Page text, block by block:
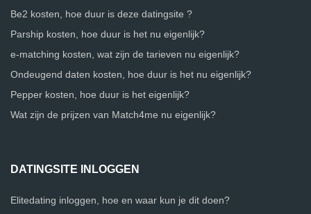
Be2 kosten, hoe duur is deze datingsite ?
Parship kosten, hoe duur is het nu eigenlijk?
e-matching kosten, wat zijn de tarieven nu eigenlijk?
Ondeugend daten kosten, hoe duur is het nu eigenlijk?
Pepper kosten, hoe duur is het eigenlijk?
Wat zijn de prijzen van Match4me nu eigenlijk?
DATINGSITE INLOGGEN
Elitedating inloggen, hoe en waar kun je dit doen?